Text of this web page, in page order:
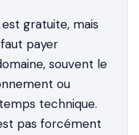
gratuite, mais
payer
souvent le
ou
technique.
pas forcément